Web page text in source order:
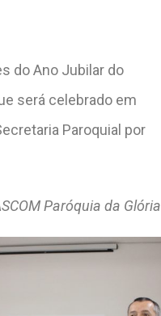
do Ano Jubilar do
será celebrado em
Paroquial por
Paróquia da Glória